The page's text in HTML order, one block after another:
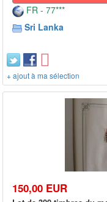
FR - 77***
Sri Lanka
+ ajout à ma sélection
150,00 EUR